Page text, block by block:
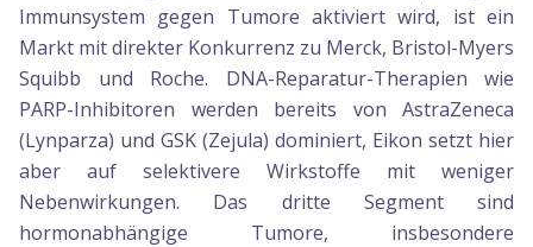
Immunsystem gegen Tumore aktiviert wird, ist ein
Markt mit direkter Konkurrenz zu Merck, Bristol-Myers
Squibb und Roche. DNA-Reparatur-Therapien wie
PARP-Inhibitoren werden bereits von AstraZeneca
(Lynparza) und GSK (Zejula) dominiert, Eikon setzt hier
aber auf selektivere Wirkstoffe mit weniger
Nebenwirkungen. Das dritte Segment sind
hormonabhängige Tumore, insbesondere